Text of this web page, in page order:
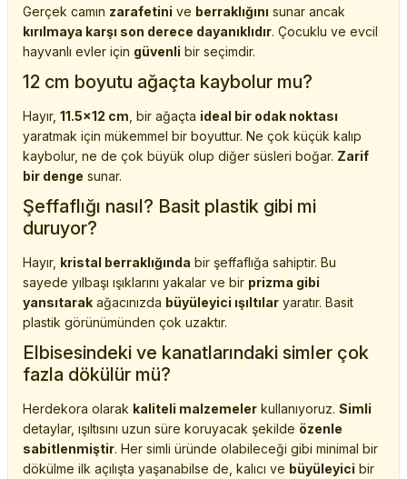
Gerçek camın zarafetini ve berraklığını sunar ancak
kırılmaya karşı son derece dayanıklıdır. Çocuklu ve evcil
hayvanlı evler için güvenli bir seçimdir.
12 cm boyutu ağaçta kaybolur mu?
Hayır, 11.5x12 cm , bir ağaçta ideal bir odak noktası
yaratmak için mükemmel bir boyuttur. Ne çok küçük kalıp
kaybolur, ne de çok büyük olup diğer süsleri boğar. Zarif
bir denge sunar.
Şeffaflığı nasıl? Basit plastik gibi mi
duruyor?
Hayır, kristal berraklığında bir şeffaflığa sahiptir. Bu
sayede yılbaşı ışıklarını yakalar ve bir prizma gibi
yansıtarak ağacınızda büyüleyici ışıltılar yaratır. Basit
plastik görünümünden çok uzaktır.
Elbisesindeki ve kanatlarındaki simler çok
fazla dökülür mü?
Herdekora olarak kaliteli malzemeler kullanıyoruz. Simli
detaylar, ışıltısını uzun süre koruyacak şekilde özenle
sabitlenmiştir. Her simli üründe olabileceği gibi minimal bir
dökülme ilk açılışta yaşanabilse de, kalıcı ve büyüleyici bir